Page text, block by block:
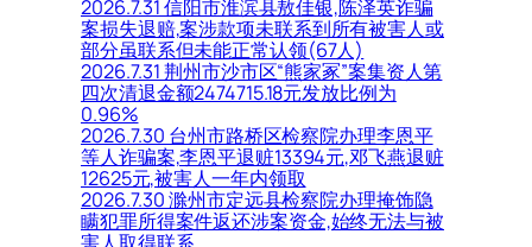
2026.7.31 信阳市淮滨县敖佳银,陈泽英诈骗
案损失退赔,案涉款项未联系到所有被害人或
部分虽联系但未能正常认领(67人)
2026.7.31 荆州市沙市区“熊家冢”案集资人第
四次清退金额2474715.18元发放比例为
0.96%
2026.7.30 台州市路桥区检察院办理李恩平
等人诈骗案,李恩平退赃13394元,邓飞燕退赃
12625元,被害人一年内领取
2026.7.30 滁州市定远县检察院办理掩饰隐
瞒犯罪所得案件返还涉案资金,始终无法与被